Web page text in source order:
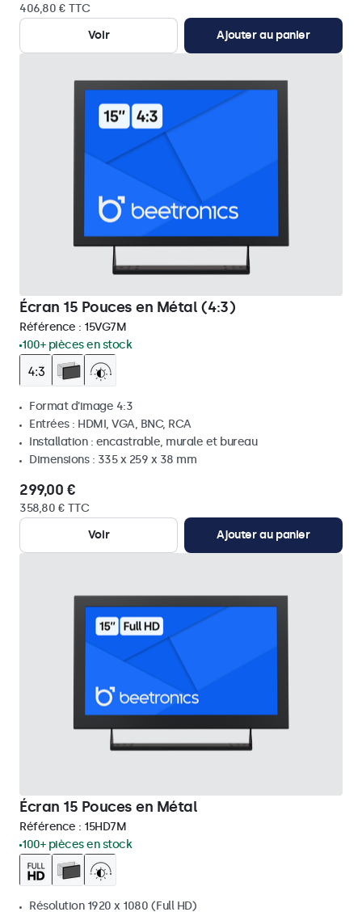
406,80 € TTC
Voir
Ajouter au panier
Écran 15 Pouces en Métal (4:3)
Référence : 15VG7M
100+ pièces en stock
Format d'image 4:3
Entrées : HDMI, VGA, BNC, RCA
Installation : encastrable, murale et bureau
Dimensions : 335 x 259 x 38 mm
299,00 €
358,80 € TTC
Voir
Ajouter au panier
Écran 15 Pouces en Métal
Référence : 15HD7M
100+ pièces en stock
Résolution 1920 x 1080 (Full HD)